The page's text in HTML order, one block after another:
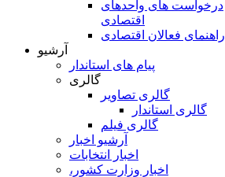
درخواست های واحدهای
اقتصادی
راهنمای فعالان اقتصادی
آرشیو
پیام های استاندار
گالری
گالری تصاویر
گالری استاندار
گالری فیلم
آرشیو اخبار
اخبار انتخابات
اخبار وزارت کشور،